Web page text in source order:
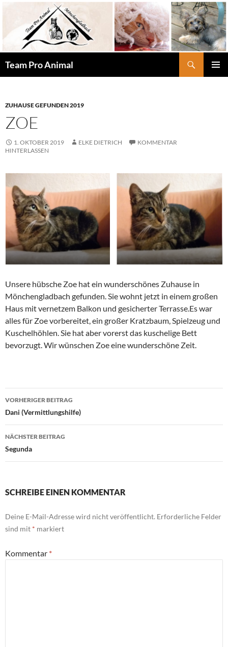
springen
Team Pro Animal
ZUHAUSE GEFUNDEN 2019
ZOE
1. OKTOBER 2019 ELKE DIETRICH
KOMMENTAR
HINTERLASSEN
Unsere hübsche Zoe hat ein wunderschönes Zuhause in
Mönchengladbach gefunden. Sie wohnt jetzt in einem großen
Haus mit vernetzem Balkon und gesicherter Terrasse.Es war
alles für Zoe vorbereitet, ein großer Kratzbaum, Spielzeug und
Kuschelhöhlen. Sie hat aber vorerst das kuschelige Bett
bevorzugt. Wir wünschen Zoe eine wunderschöne Zeit.
Beitragsnavigation
VORHERIGER BEITRAG
Dani (Vermittlungshilfe)
NÄCHSTER BEITRAG
Segunda
SCHREIBE EINEN KOMMENTAR
Deine E-Mail-Adresse wird nicht veröffentlicht. Erforderliche Felder
sind mit * markiert
Kommentar *